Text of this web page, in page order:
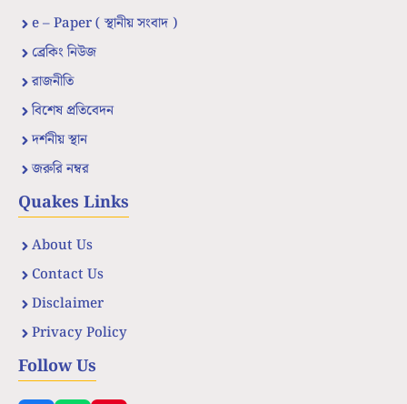
e – Paper ( স্থানীয় সংবাদ )
ব্রেকিং নিউজ
রাজনীতি
বিশেষ প্রতিবেদন
দর্শনীয় স্থান
জরুরি নম্বর
Quakes Links
About Us
Contact Us
Disclaimer
Privacy Policy
Follow Us